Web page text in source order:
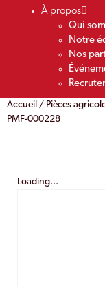
À propos
Qui
Notre
Nos
Accueil / Pièces
PMF-000228
Loading...